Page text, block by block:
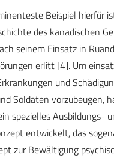
Beispiel hierfür
des kanadischen
seinem Einsatz in
erlitt [4]. Um
und
Soldaten vorzubeugen,
spezielles Ausbildungs-
entwickelt, das
zur Bewältigung